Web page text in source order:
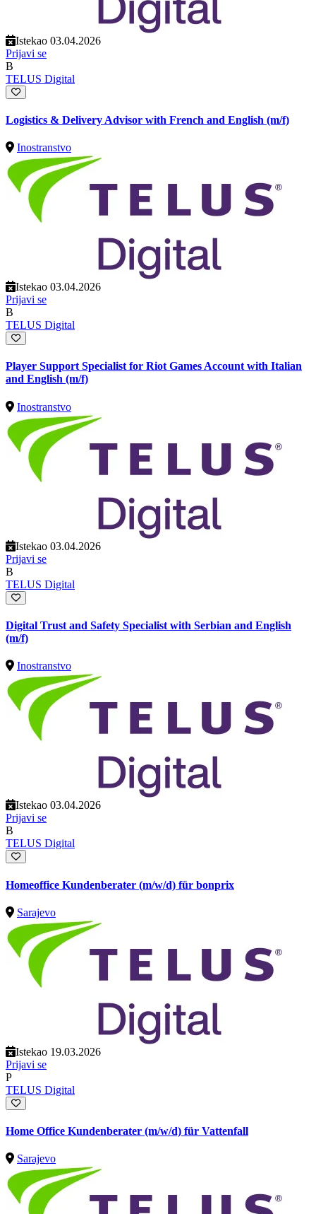
Istekao 03.04.2026
Prijavi se
B
TELUS Digital
Logistics & Delivery Advisor with French and English (m/f)
Inostranstvo
Istekao 03.04.2026
Prijavi se
B
TELUS Digital
Player Support Specialist for Riot Games Account with Italian
and English (m/f)
Inostranstvo
Istekao 03.04.2026
Prijavi se
B
TELUS Digital
Digital Trust and Safety Specialist with Serbian and English
(m/f)
Inostranstvo
Istekao 03.04.2026
Prijavi se
B
TELUS Digital
Homeoffice Kundenberater (m/w/d) für bonprix
Sarajevo
Istekao 19.03.2026
Prijavi se
P
TELUS Digital
Home Office Kundenberater (m/w/d) für Vattenfall
Sarajevo